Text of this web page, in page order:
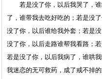
若是没了你，以后我哭了，谁
了，谁带我去吃好吃的；若是没
没了你，以后谁给我外套；若是
没了你，以后走路谁帮我看路；
若是没了你，以后我病了，谁哄
我迷恋的无可救药，成了戒不掉